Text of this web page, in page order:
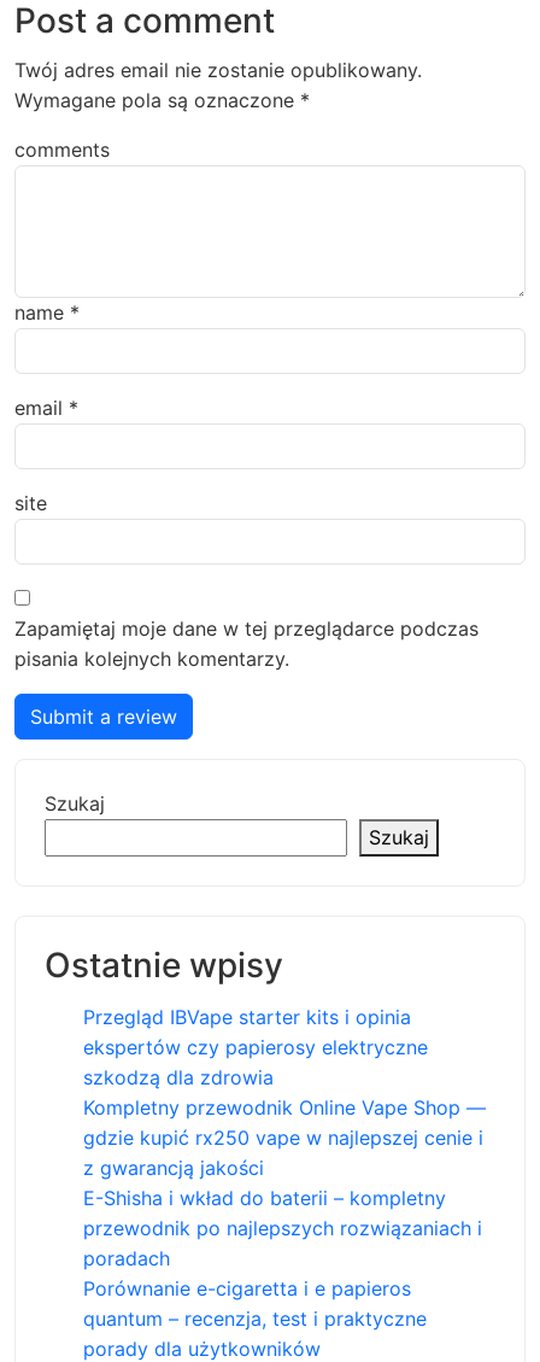
Post a comment
Twój adres email nie zostanie opublikowany.
Wymagane pola są oznaczone *
comments
name *
email *
site
Zapamiętaj moje dane w tej przeglądarce podczas
pisania kolejnych komentarzy.
Submit a review
Szukaj
Szukaj
Ostatnie wpisy
Przegląd IBVape starter kits i opinia
ekspertów czy papierosy elektryczne
szkodzą dla zdrowia
Kompletny przewodnik Online Vape Shop —
gdzie kupić rx250 vape w najlepszej cenie i
z gwarancją jakości
E-Shisha i wkład do baterii – kompletny
przewodnik po najlepszych rozwiązaniach i
poradach
Porównanie e-cigaretta i e papieros
quantum – recenzja, test i praktyczne
porady dla użytkowników